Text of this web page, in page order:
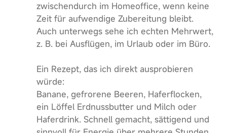
zwischendurch im Homeoffice, wenn keine
Zeit für aufwendige Zubereitung bleibt.
Auch unterwegs sehe ich echten Mehrwert,
z. B. bei Ausflügen, im Urlaub oder im Büro.
Ein Rezept, das ich direkt ausprobieren
würde:
Banane, gefrorene Beeren, Haferflocken,
ein Löffel Erdnussbutter und Milch oder
Haferdrink. Schnell gemacht, sättigend und